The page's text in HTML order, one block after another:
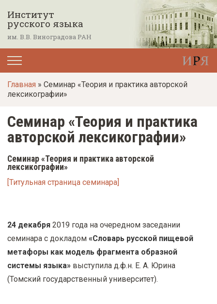
е
т
Институт
русского языка
им. В.В. Виноградова РАН
Главная » Семинар «Теория и практика авторской
лексикографии»
Семинар «Теория и практика
авторской лексикографии»
Семинар «Теория и практика авторской
лексикографии»
[Титульная страница семинара]
24 декабря 2019 года на очередном заседании
семинара с докладом «Словарь русской пищевой
метафоры как модель фрагмента образной
системы языка» выступила д.ф.н. Е. А. Юрина
(Томский государственный университет).